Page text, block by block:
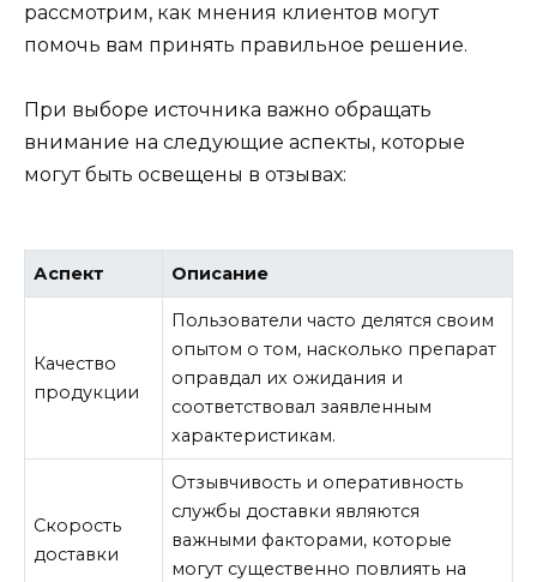
рассмотрим, как мнения клиентов могут
помочь вам принять правильное решение.
При выборе источника важно обращать
внимание на следующие аспекты, которые
могут быть освещены в отзывах:
Аспект Описание
Качество
продукции
Пользователи часто делятся своим
опытом о том, насколько препарат
оправдал их ожидания и
соответствовал заявленным
характеристикам.
Скорость
доставки
Отзывчивость и оперативность
службы доставки являются
важными факторами, которые
могут существенно повлиять на